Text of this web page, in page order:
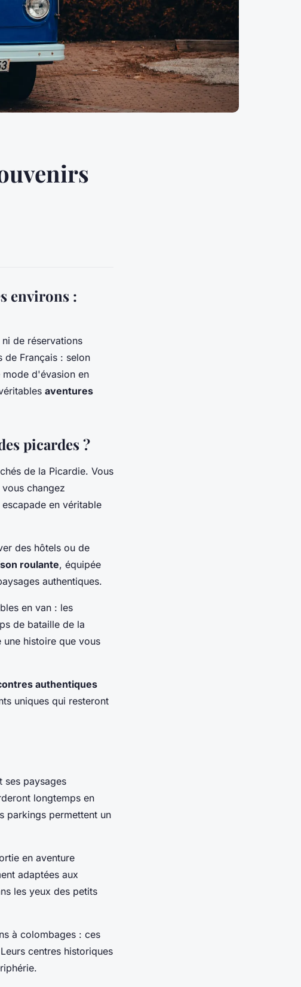
environs :
de réservations
de Français : selon
d'évasion en
aventures
picardes ?
de la Picardie. Vous
changez
en véritable
des hôtels ou de
roulante, équipée
authentiques.
en van : les
de bataille de la
une histoire que vous
authentiques
uniques qui resteront
ses paysages
longtemps en
parkings permettent un
en aventure
adaptées aux
les yeux des petits
à colombages : ces
centres historiques